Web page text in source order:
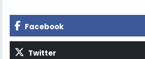
Facebook
Twitter